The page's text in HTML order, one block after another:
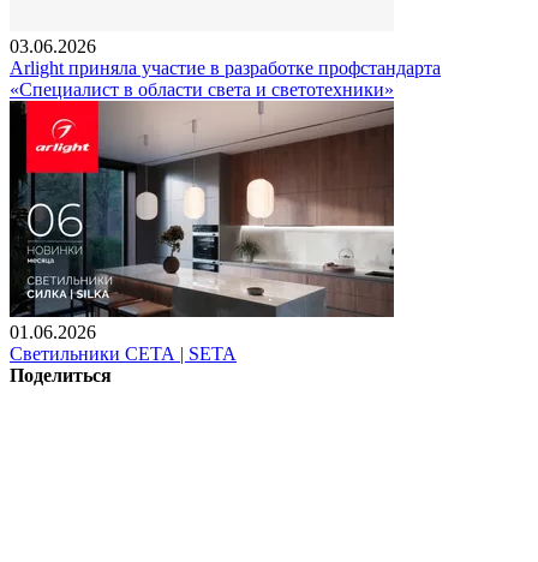
03.06.2026
Arlight приняла участие в разработке профстандарта
«Специалист в области света и светотехники»
01.06.2026
Светильники СЕТА | SETA
Поделиться